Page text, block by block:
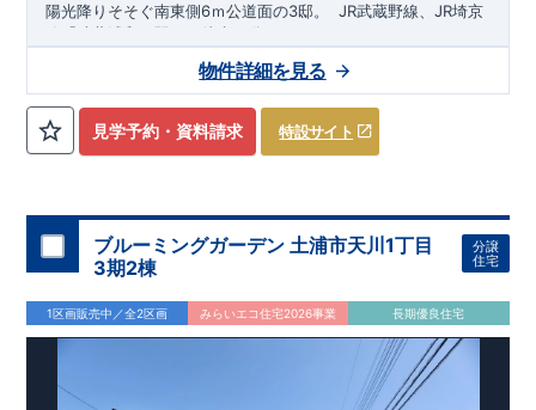
陽光降りそそぐ南東側6ｍ公道面の3邸。
​JR武蔵野線、JR埼京
線「 武蔵浦和 」駅まで徒歩15 分
自転車で約5分
JR埼京線「北戸田」駅まで徒歩18分​
​◆設計・建設性能評価ｗ取得！​◎性能評価とは
宅性能評価】
評価しております！ ​ 【建設 住宅性能評価】​
関 により、建物完成までに 計4回
優れた断熱等性能５を取得！​ ​その他項目も評価を受けてお
り、
性能に特化した住宅です！
​◆子育て環境良好！ ​ 辻小学校
2（3）LDKの間取りプラン採用！​​◆こだわりの内装！​家
族構成の変化に対応可能な可変型プラン！​全居室クローゼッ
ト付き！ ​ ​◆充実した設備！ ​
冬でも快適！LDK床暖房標準装
雨の日でも洗濯物が干せる
付き！​食洗機付きシステムキッチン！​平日、休日 時間帯
問わずご案内可能です！​お気軽にお問い合わせください！​
(営業時間 9:30～
見学予約・資料請求 特設サイト
物件詳細を見る
ブルーミングガーデン 土浦市天川1丁目
3期2棟
分譲
住宅
1区画販売中／全2区画 みらいエコ住宅2026事業 長期優良住宅